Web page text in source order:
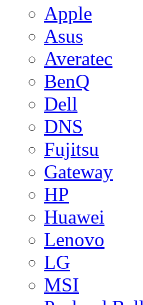
Apple
Asus
Averatec
BenQ
Dell
DNS
Fujitsu
Gateway
HP
Huawei
Lenovo
LG
MSI